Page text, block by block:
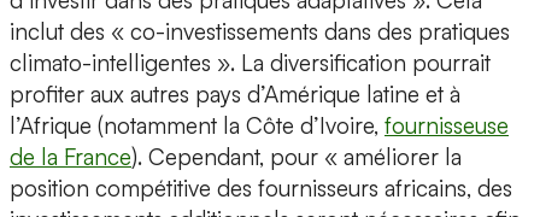
inclut des « co-investissements dans des pratiques
climato-intelligentes ». La diversification pourrait
profiter aux autres pays d’Amérique latine et à
l’Afrique (notamment la Côte d’Ivoire, fournisseuse
de la France). Cependant, pour « améliorer la
position compétitive des fournisseurs africains, des